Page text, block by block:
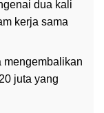
dua kali
kerja sama
mengembalikan
juta yang